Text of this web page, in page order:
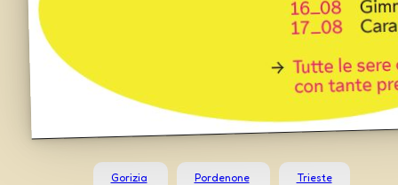
Gorizia Pordenone Trieste